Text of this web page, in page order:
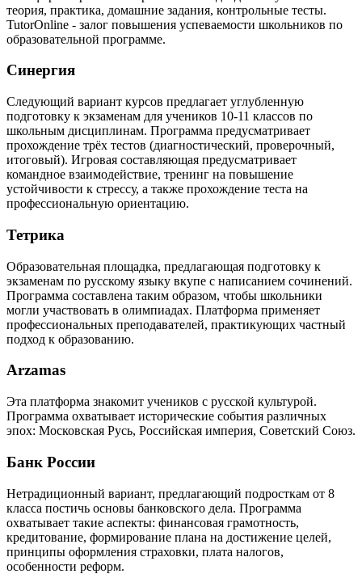
теория, практика, домашние задания, контрольные тесты.
TutorOnline - залог повышения успеваемости школьников по
образовательной программе.
Синергия
Следующий вариант курсов предлагает углубленную
подготовку к экзаменам для учеников 10-11 классов по
школьным дисциплинам. Программа предусматривает
прохождение трёх тестов (диагностический, проверочный,
итоговый). Игровая составляющая предусматривает
командное взаимодействие, тренинг на повышение
устойчивости к стрессу, а также прохождение теста на
профессиональную ориентацию.
Тетрика
Образовательная площадка, предлагающая подготовку к
экзаменам по русскому языку вкупе с написанием сочинений.
Программа составлена таким образом, чтобы школьники
могли участвовать в олимпиадах. Платформа применяет
профессиональных преподавателей, практикующих частный
подход к образованию.
Arzamas
Эта платформа знакомит учеников с русской культурой.
Программа охватывает исторические события различных
эпох: Московская Русь, Российская империя, Советский Союз.
Банк России
Нетрадиционный вариант, предлагающий подросткам от 8
класса постичь основы банковского дела. Программа
охватывает такие аспекты: финансовая грамотность,
кредитование, формирование плана на достижение целей,
принципы оформления страховки, плата налогов,
особенности реформ.